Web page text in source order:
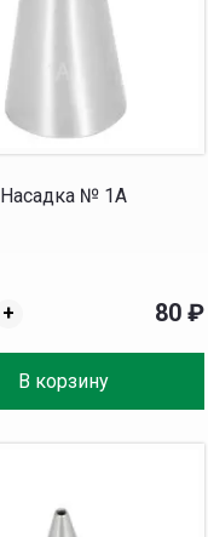
Насадка № 1A
+
В корзину
80₽